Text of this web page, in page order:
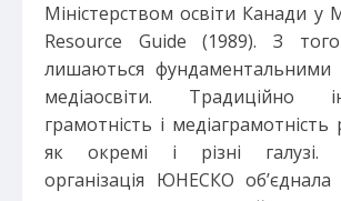
Міністерством освіти Канади у
Resource Guide (1989). З
лишаються фундаментальними
медіаосвіти. Традиційно
грамотність і медіаграмотність
як окремі і різні галузі.
організація ЮНЕСКО об’єднала